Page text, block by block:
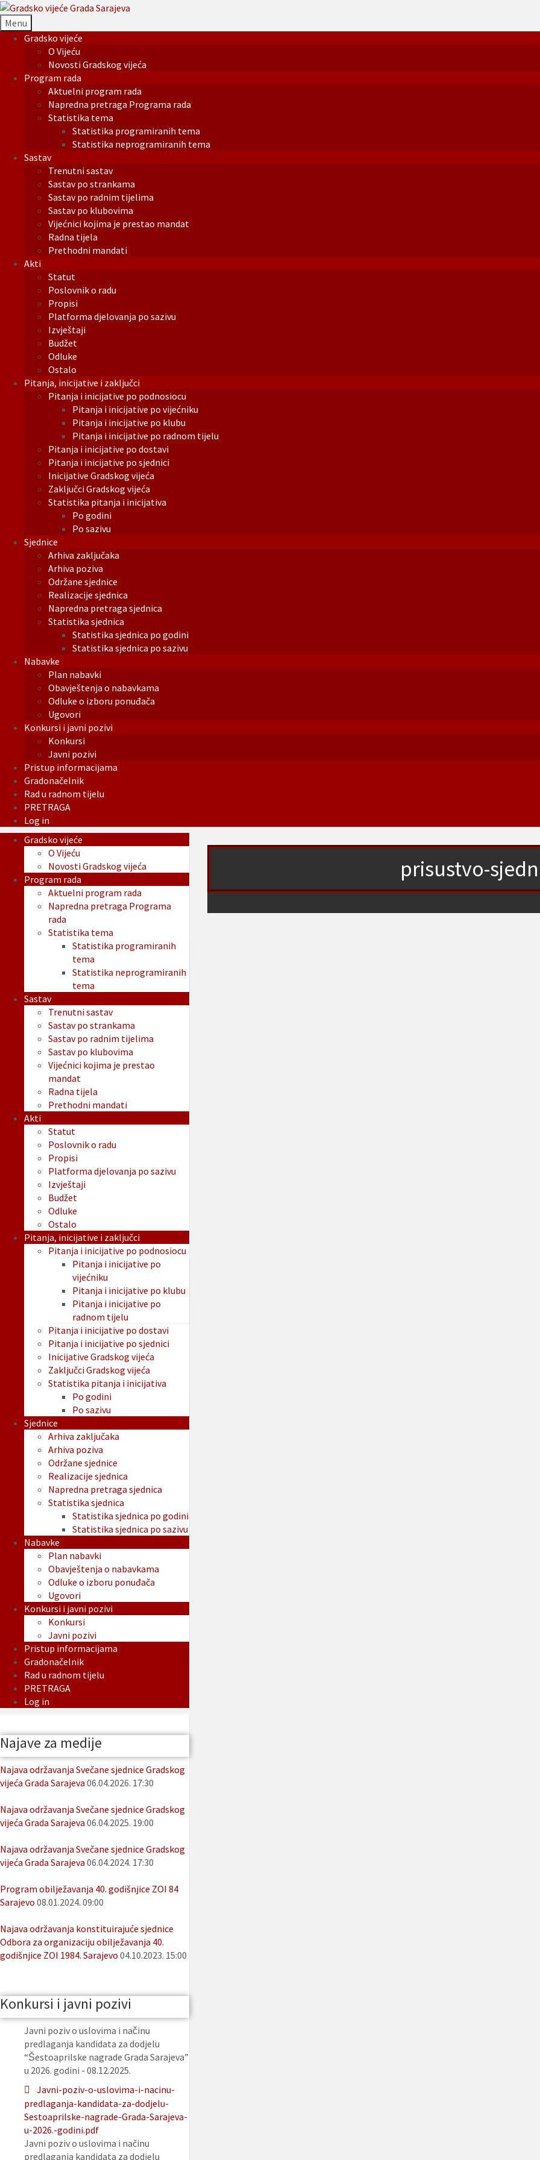
Menu
Gradsko vijeće
O Vijeću
Novosti Gradskog vijeća
Program rada
Aktuelni program rada
Napredna pretraga Programa rada
Statistika tema
Statistika programiranih tema
Statistika neprogramiranih tema
Sastav
Trenutni sastav
Sastav po strankama
Sastav po radnim tijelima
Sastav po klubovima
Vijećnici kojima je prestao mandat
Radna tijela
Prethodni mandati
Akti
Statut
Poslovnik o radu
Propisi
Platforma djelovanja po sazivu
Izvještaji
Budžet
Odluke
Ostalo
Pitanja, inicijative i zaključci
Pitanja i inicijative po podnosiocu
Pitanja i inicijative po vijećniku
Pitanja i inicijative po klubu
Pitanja i inicijative po radnom tijelu
Pitanja i inicijative po dostavi
Pitanja i inicijative po sjednici
Inicijative Gradskog vijeća
Zaključci Gradskog vijeća
Statistika pitanja i inicijativa
Po godini
Po sazivu
Sjednice
Arhiva zaključaka
Arhiva poziva
Održane sjednice
Realizacije sjednica
Napredna pretraga sjednica
Statistika sjednica
Statistika sjednica po godini
Statistika sjednica po sazivu
Nabavke
Plan nabavki
Obavještenja o nabavkama
Odluke o izboru ponuđača
Ugovori
Konkursi i javni pozivi
Konkursi
Javni pozivi
Pristup informacijama
Gradonačelnik
Rad u radnom tijelu
PRETRAGA
Log in
prisustvo-
Gradsko vijeće
O Vijeću
Novosti Gradskog vijeća
Program rada
Aktuelni program rada
Napredna pretraga Programa
rada
Statistika tema
Statistika programiranih
tema
Statistika neprogramiranih
tema
Sastav
Trenutni sastav
Sastav po strankama
Sastav po radnim tijelima
Sastav po klubovima
Vijećnici kojima je prestao
mandat
Radna tijela
Prethodni mandati
Akti
Statut
Poslovnik o radu
Propisi
Platforma djelovanja po sazivu
Izvještaji
Budžet
Odluke
Ostalo
Pitanja, inicijative i zaključci
Pitanja i inicijative po podnosiocu
Pitanja i inicijative po
vijećniku
Pitanja i inicijative po klubu
Pitanja i inicijative po
radnom tijelu
Pitanja i inicijative po dostavi
Pitanja i inicijative po sjednici
Inicijative Gradskog vijeća
Zaključci Gradskog vijeća
Statistika pitanja i inicijativa
Po godini
Po sazivu
Sjednice
Arhiva zaključaka
Arhiva poziva
Održane sjednice
Realizacije sjednica
Napredna pretraga sjednica
Statistika sjednica
Statistika sjednica po godini
Statistika sjednica po sazivu
Nabavke
Plan nabavki
Obavještenja o nabavkama
Odluke o izboru ponuđača
Ugovori
Konkursi i javni pozivi
Konkursi
Javni pozivi
Pristup informacijama
Gradonačelnik
Rad u radnom tijelu
PRETRAGA
Log in
Najave za medije
Najava održavanja Svečane sjednice Gradskog
vijeća Grada Sarajeva 06.04.2026. 17:30
Najava održavanja Svečane sjednice Gradskog
vijeća Grada Sarajeva 06.04.2025. 19:00
Najava održavanja Svečane sjednice Gradskog
vijeća Grada Sarajeva 06.04.2024. 17:30
Program obilježavanja 40. godišnjice ZOI 84
Sarajevo 08.01.2024. 09:00
Najava održavanja konstituirajuće sjednice
Odbora za organizaciju obilježavanja 40.
godišnjice ZOI 1984. Sarajevo 04.10.2023. 15:00
Konkursi i javni pozivi
Javni poziv o uslovima i načinu
predlaganja kandidata za dodjelu
“Šestoaprilske nagrade Grada Sarajeva”
u 2026. godini - 08.12.2025.
Javni-poziv-o-uslovima-i-nacinu-
predlaganja-kandidata-za-dodjelu-
Sestoaprilske-nagrade-Grada-Sarajeva-
u-2026.-godini.pdf
Javni poziv o uslovima i načinu
predlaganja kandidata za dodjelu